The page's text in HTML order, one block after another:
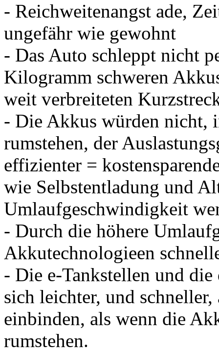
- Reichweitenangst ade,
ungefähr wie gewohnt
- Das Auto schleppt nicht
Kilogramm schweren
weit verbreiteten
- Die Akkus würden nicht,
rumstehen, der
effizienter =
wie Selbstentladung und
Umlaufgeschwindigkeit
- Durch die höhere
Akkutechnologieen
- Die e-Tankstellen und
sich leichter, und
einbinden, als wenn die
rumstehen.